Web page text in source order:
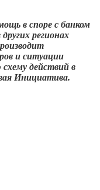
в споре с банком
регионах
и ситуации
действий в
Инициатива.